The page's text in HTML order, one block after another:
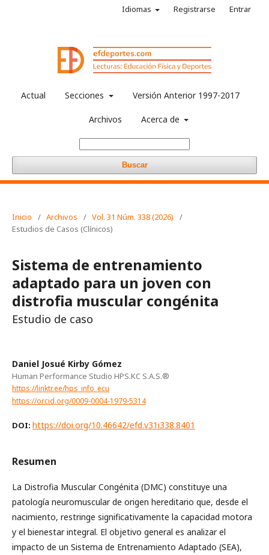
Actual Secciones Versión Anterior 1997-2017
Archivos Acerca de
Buscar
Idiomas Registrarse Entrar
Inicio / Archivos / Vol. 31 Núm. 338 (2026)
/
Estudios de Casos (Clínicos)
Sistema de entrenamiento
adaptado para un joven con
distrofia muscular congénita
Estudio de caso
Daniel Josué Kirby Gómez
Human Performance Studio HPS.KC S.A.S.®
https://linktr.ee/hps_info_ecu
https://orcid.org/0009-0004-1979-5314
DOI: https://doi.org/10.46642/efd.v31i338.8401
Resumen
La Distrofia Muscular Congénita (DMC) constituye una
patología neuromuscular de origen hereditario que, desde el
nacimiento, restringe significativamente la capacidad motora
y el bienestar integral. El objetivo general es analizar el
impacto de un Sistema de Entrenamiento Adaptado (SEA),